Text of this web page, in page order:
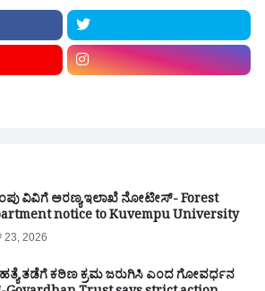
ವಿವಿಗೆ ಅರಣ್ಯ ಇಲಾಖೆ ನೋಟೀಸ್- Forest
notice to Kuvempu University
2026
ತಡೆಗೆ ಕಠಿಣ ಕ್ರಮ ಜರುಗಿಸಿ ಎಂದ ಗೋವರ್ಧನ